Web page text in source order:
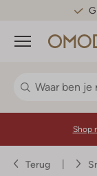
Menu
Shop
Terug